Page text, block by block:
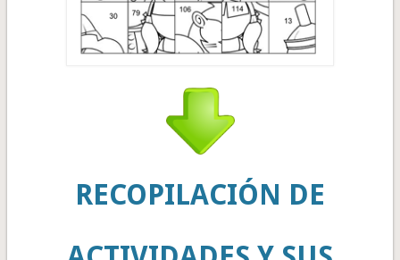
RECOPILACIÓN DE